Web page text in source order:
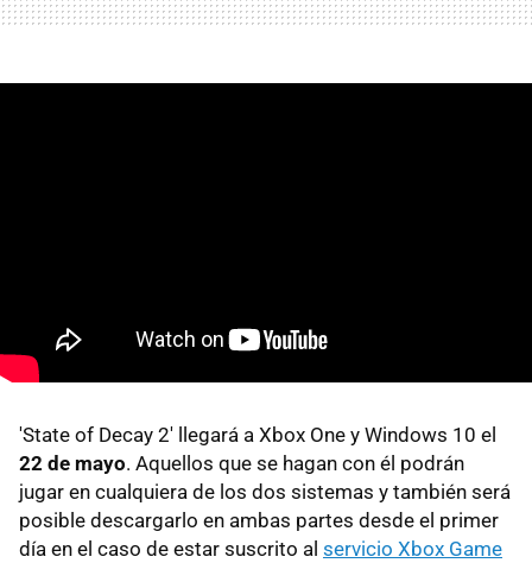
'State of Decay 2' llegará a Xbox One y Windows 10 el
22 de mayo. Aquellos que se hagan con él podrán
jugar en cualquiera de los dos sistemas y también será
posible descargarlo en ambas partes desde el primer
día en el caso de estar suscrito al servicio Xbox Game